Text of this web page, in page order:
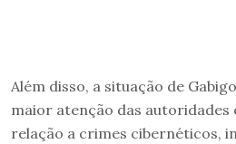
Além disso, a situação de
maior atenção das autoridades
relação a crimes cibernéticos,